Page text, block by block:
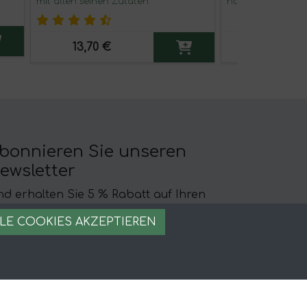
13,70 €
Sie unseren
erhalten Sie 5 % Rabatt auf Ihren
Einkauf
COOKIES AKZEPTIEREN